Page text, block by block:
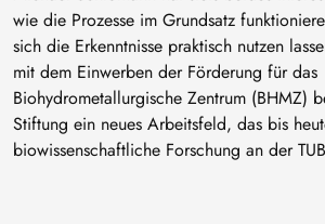
wie die Prozesse im Grundsatz
sich die Erkenntnisse praktisch nutzen
mit dem Einwerben der Förderung für das
Biohydrometallurgische Zentrum (BHMZ)
Stiftung ein neues Arbeitsfeld, das bis
biowissenschaftliche Forschung an der